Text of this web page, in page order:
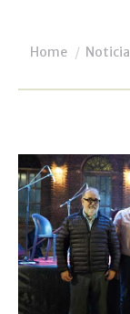
You are here:
Home